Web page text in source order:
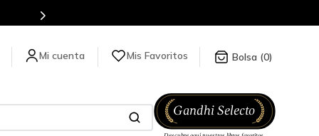
de títulos en nuestra tienda en línea.
Mis Favoritos 0